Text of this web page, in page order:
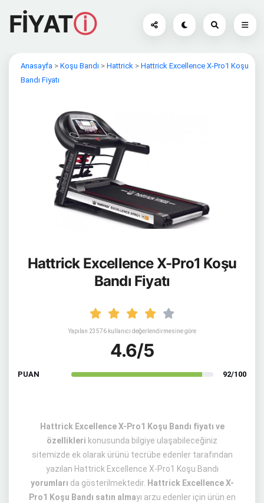
FİYATⓘ
Anasayfa > Koşu Bandı > Hattrick > Hattrick Excellence X-Pro1 Koşu
Bandı Fiyatı
Hattrick Excellence X-Pro1 Koşu
Bandı Fiyatı
Yapılan 23576 kullanıcı değerlendirmesine göre
4.6/5
PUAN 92/100
Hattrick Excellence X-Pro1 Koşu Bandı fiyatı ve
özellikleri konusunda bilgiye ulaşabileceğiniz
sitemizde ek olarak ürünü tecrübe edenler tarafından
yazılan Hattrick Excellence X-Pro1 Koşu Bandı
yorumları da gösterilmektedir. Hattrick Excellence X-
Pro1 Koşu Bandı satın almayı arzu edenler için ürün en